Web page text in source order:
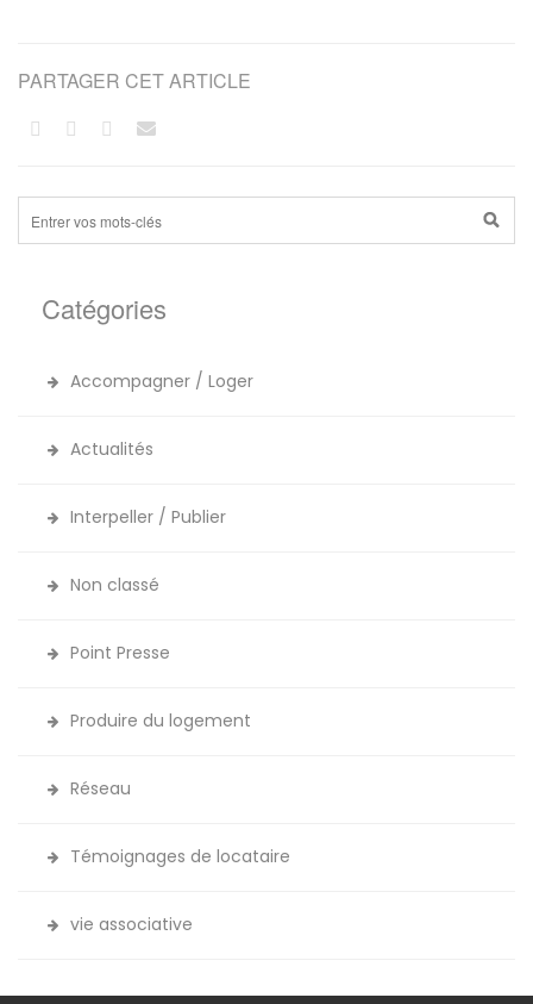
PARTAGER CET ARTICLE
Catégories
Accompagner / Loger
Actualités
Interpeller / Publier
Non classé
Point Presse
Produire du logement
Réseau
Témoignages de locataire
vie associative